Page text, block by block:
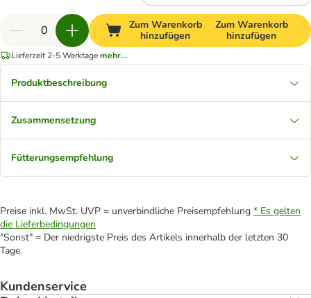
Zum Warenkorb
hinzufügen
Zum Warenkorb
hinzufügen
Lieferzeit 2-5 Werktagemehr...
Produktbeschreibung
Zusammensetzung
Fütterungsempfehlung
Preise inkl. MwSt. UVP = unverbindliche Preisempfehlung * Es gelten
die Lieferbedingungen
"Sonst" = Der niedrigste Preis des Artikels innerhalb der letzten 30
Tage.
Kundenservice